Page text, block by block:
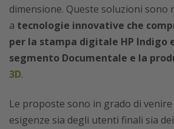
dimensione. Queste soluzioni sono
a tecnologie innovative che
per la stampa digitale HP Indigo
segmento Documentale e la
3D.
Le proposte sono in grado di
esigenze sia degli utenti finali sia